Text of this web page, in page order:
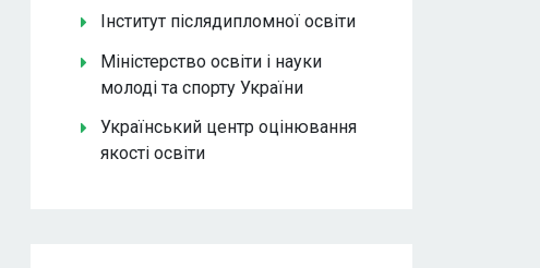
Інститут післядипломної освіти
Міністерство освіти і науки
молоді та спорту України
Український центр оцінювання
якості освіти